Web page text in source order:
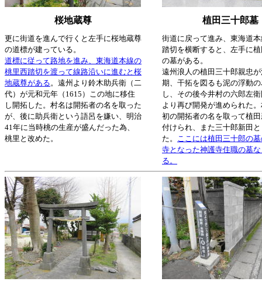
桜地蔵尊 植田三十郎墓
更に街道を進んで行くと左手に桜地蔵尊
の道標が建っている。
道標に従って路地を進み、東海道本線の
桃里西踏切を渡って線路沿いに進むと桜
地蔵尊がある。遠州より鈴木助兵衛（二
代）が元和元年（1615）この地に移住
し開拓した。村名は開拓者の名を取った
が、後に助兵衛という語呂を嫌い、明治
41年に当時桃の生産が盛んだった為、
桃里と改めた。
街道に戻って進み、東海道
踏切を横断すると、左手に
の墓がある。
遠州浪人の植田三十郎親忠
期、干拓を図るも泥の浮動
し、その後今井村の六郎左
より再び開発が進められた
初の開拓者の名を取って植
付けられ、また三十郎新田
た。 ここには植田三十郎の
寺となった神護寺住職の墓
る。